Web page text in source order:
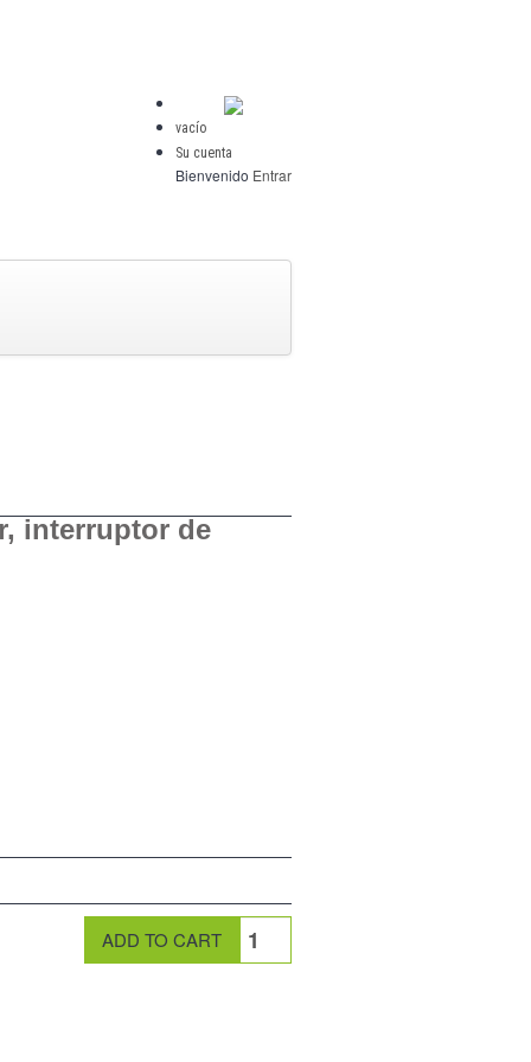
vacío
Su cuenta
Bienvenido Entrar
interruptor de